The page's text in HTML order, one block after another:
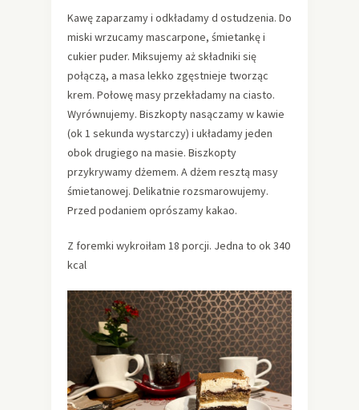
Kawę zaparzamy i odkładamy d ostudzenia. Do
miski wrzucamy mascarpone, śmietankę i
cukier puder. Miksujemy aż składniki się
połączą, a masa lekko zgęstnieje tworząc
krem. Połowę masy przekładamy na ciasto.
Wyrównujemy. Biszkopty nasączamy w kawie
(ok 1 sekunda wystarczy) i układamy jeden
obok drugiego na masie. Biszkopty
przykrywamy dżemem. A dżem resztą masy
śmietanowej. Delikatnie rozsmarowujemy.
Przed podaniem oprószamy kakao.
Z foremki wykroiłam 18 porcji. Jedna to ok 340
kcal